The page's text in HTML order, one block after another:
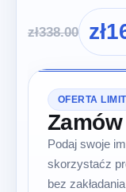
zł338.00 zł
OFERTA
Podaj swoje
skorzystaćz
bez